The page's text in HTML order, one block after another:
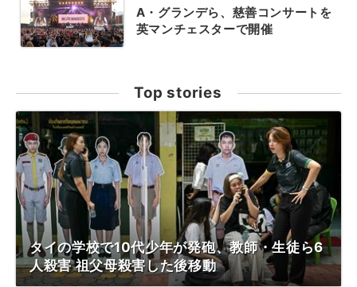
A・グランデら、慈善コンサートを
英マンチェスターで開催
Top stories
タイの学校で10代少年が発砲、教師・生徒ら6
人殺害 祖父母殺害した後移動